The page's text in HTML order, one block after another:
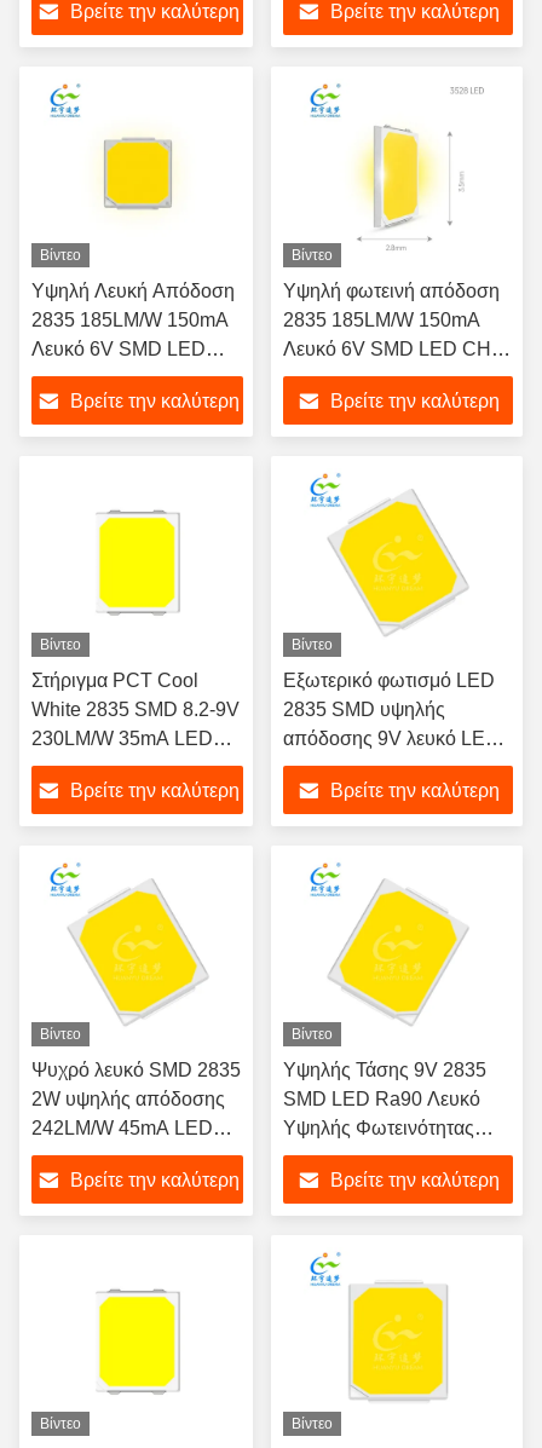
Βρείτε την καλύτερη Βρείτε την καλύτερη
Βίντεο
Υψηλή Λευκή Απόδοση
2835 185LM/W 150mA
Λευκό 6V SMD LED
CHIP για LED Strips και
Εφαρμογές Υπό
φωτισμό
Βρείτε την καλύτερη
Βίντεο
Υψηλή φωτεινή απόδοση
2835 185LM/W 150mA
Λευκό 6V SMD LED CHIP
για εσωτερικό και
εξωτερικό φωτισμό
Βρείτε την καλύτερη
Βίντεο
Στήριγμα PCT Cool
White 2835 SMD 8.2-9V
230LM/W 35mA LED
CHIP
Βρείτε την καλύτερη
Βίντεο
Εξωτερικό φωτισμό LED
2835 SMD υψηλής
απόδοσης 9V λευκό LED
CHIP
Βρείτε την καλύτερη
Βίντεο
Ψυχρό λευκό SMD 2835
2W υψηλής απόδοσης
242LM/W 45mA LED
CHIP
Βρείτε την καλύτερη
Βίντεο
Υψηλής Τάσης 9V 2835
SMD LED Ra90 Λευκό
Υψηλής Φωτεινότητας
Αποδοτικότητας
Φωτιστικά Δρόμου LED
Βρείτε την καλύτερη
Βίντεο Βίντεο